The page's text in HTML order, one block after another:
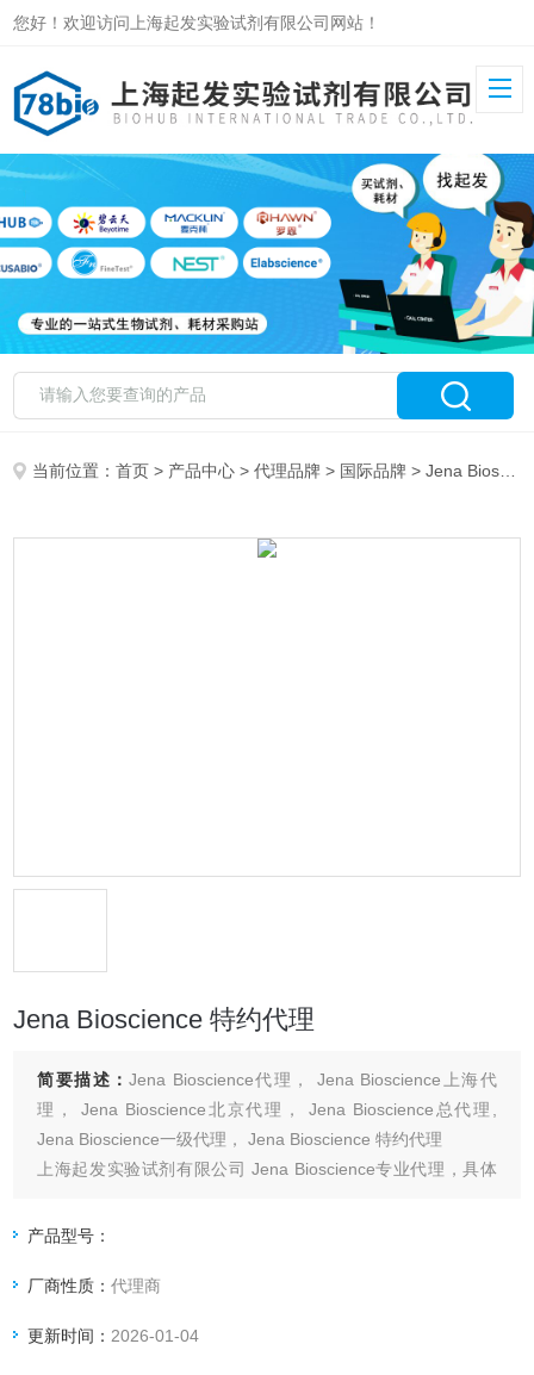
您好！欢迎访问上海起发实验试剂有限公司网站！
当前位置：首页 > 产品中心 >代理品牌 > 国际品牌 > Jena Bioscience 特约代理
Jena Bioscience 特约代理
简要描述：Jena Bioscience代理， Jena Bioscience上海代
理， Jena Bioscience北京代理， Jena Bioscience总代理,
Jena Bioscience一级代理， Jena Bioscience 特约代理
上海起发实验试剂有限公司 Jena Bioscience专业代理，具体
产品型号：
厂商性质：代理商
更新时间： 2026-01-04